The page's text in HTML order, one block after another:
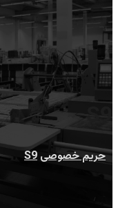
حریم خصوصی S9